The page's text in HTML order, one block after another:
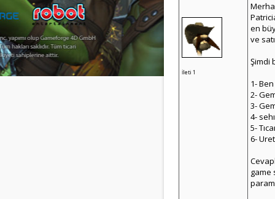
İleti 1
en
ve
Şimdi
1-
2-
3-
4-
5-
6-
game